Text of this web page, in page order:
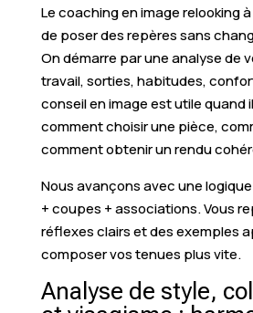
Le coaching en image relooking
de poser des repères sans
On démarre par une analyse de
travail, sorties, habitudes,
conseil en image est utile quand
comment choisir une pièce,
comment obtenir un rendu
Nous avançons avec une
+ coupes + associations. Vous
réflexes clairs et des exemples
composer vos tenues plus vite.
Analyse de style,